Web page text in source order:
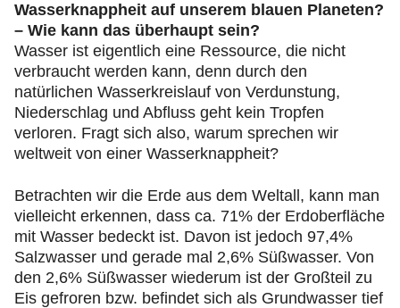
Wasserknappheit auf unserem blauen Planeten?
– Wie kann das überhaupt sein?
Wasser ist eigentlich eine Ressource, die nicht
verbraucht werden kann, denn durch den
natürlichen Wasserkreislauf von Verdunstung,
Niederschlag und Abfluss geht kein Tropfen
verloren. Fragt sich also, warum sprechen wir
weltweit von einer Wasserknappheit?
Betrachten wir die Erde aus dem Weltall, kann man
vielleicht erkennen, dass ca. 71% der Erdoberfläche
mit Wasser bedeckt ist. Davon ist jedoch 97,4%
Salzwasser und gerade mal 2,6% Süßwasser. Von
den 2,6% Süßwasser wiederum ist der Großteil zu
Eis gefroren bzw. befindet sich als Grundwasser tief